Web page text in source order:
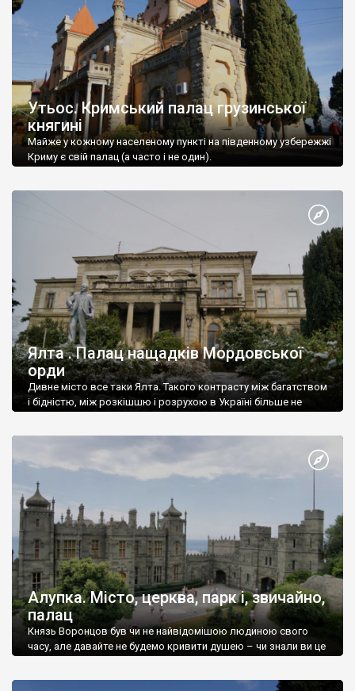
Утьос. Кримський палац грузинської
княгині
Майже у кожному населеному пункті на південному узбережжі
Криму є свій палац (а часто і не один).
Ялта . Палац нащадків Мордовської
орди
Дивне місто все таки Ялта. Такого контрасту між багатством
і бідністю, між розкішшю і розрухою в Україні більше не
Алупка. Місто, церква, парк і, звичайно,
палац
Князь Воронцов був чи не найвідомішою людиною свого
часу, але давайте не будемо кривити душею – чи знали ви це